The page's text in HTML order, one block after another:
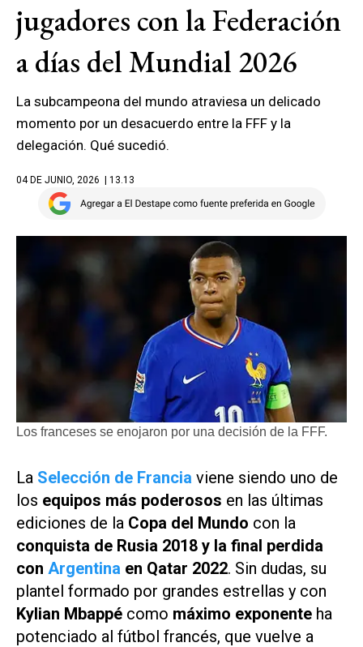
jugadores con la Federación
a días del Mundial 2026
La subcampeona del mundo atraviesa un delicado
momento por un desacuerdo entre la FFF y la
delegación. Qué sucedió.
04 DE JUNIO, 2026 | 13.13
Los franceses se enojaron por una decisión de la FFF.
La Selección de Francia viene siendo uno de
los equipos más poderosos en las últimas
ediciones de la Copa del Mundo con la
conquista de Rusia 2018 y la final perdida
con Argentina en Qatar 2022. Sin dudas, su
plantel formado por grandes estrellas y con
Kylian Mbappé como máximo exponente ha
potenciado al fútbol francés, que vuelve a